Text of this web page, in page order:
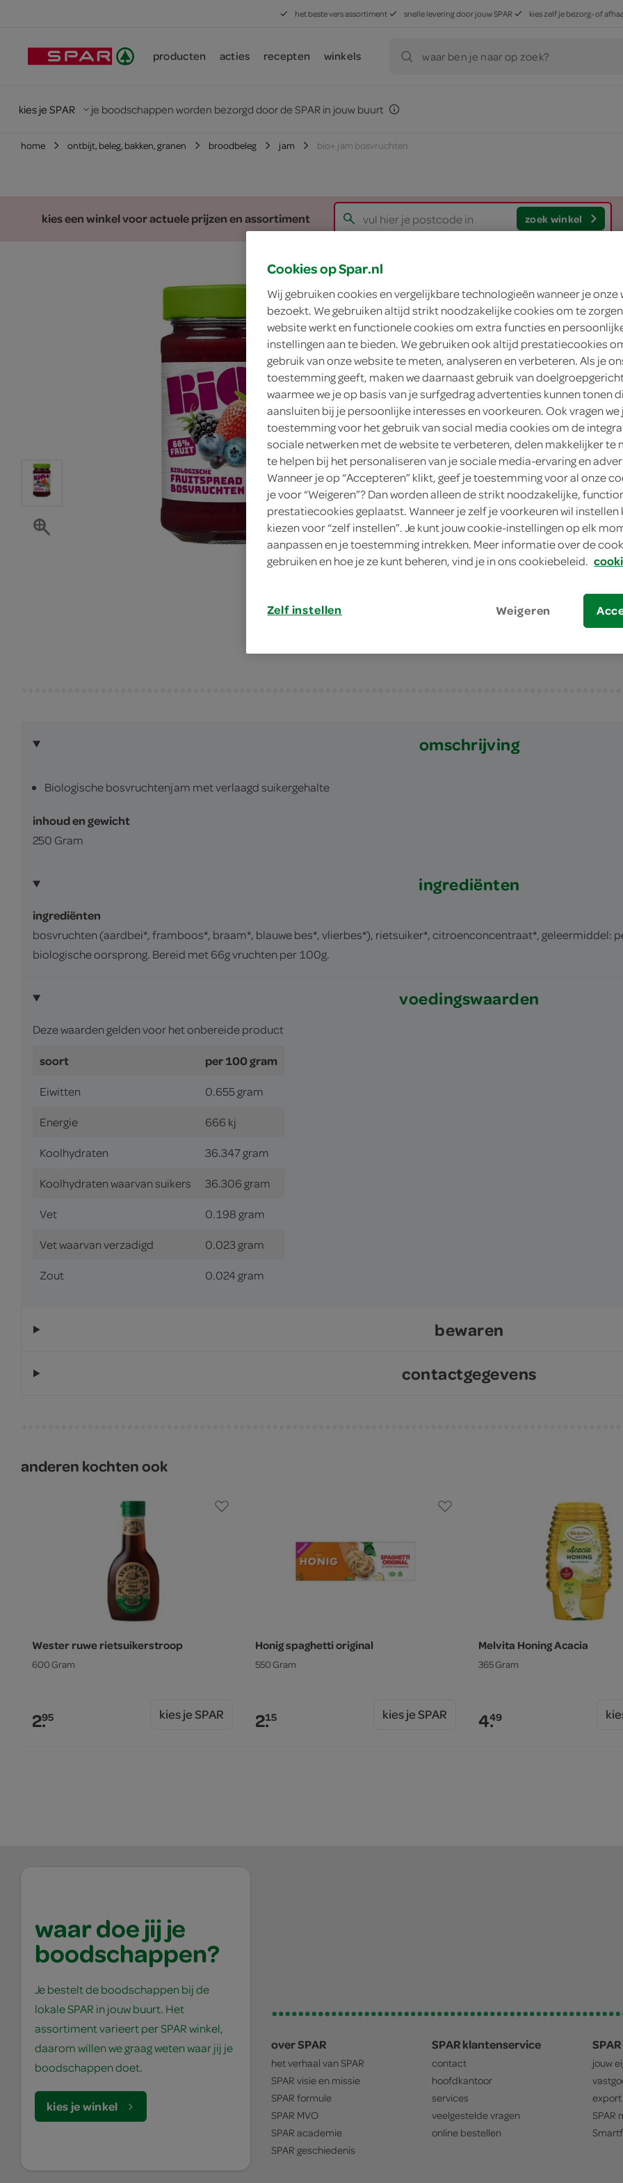
het beste vers assortiment snelle levering door jouw SPAR kies zelf je bezorg- of
producten acties recepten winkels waar ben je naar op zoek?
kies je SPAR je boodschappen worden bezorgd door de SPAR in jouw buurt
home ontbijt, beleg, bakken, granen broodbeleg jam bio+ jam bosvruchten
kies een winkel voor actuele prijzen en assortiment zoek winkel
Bio+
3.
19
250 Gram
in winkelmand
Let op: aanbiedingen zijn niet
verwerkt in de winkelmand.
deze biologische jam heeft een pure
gebruik de Bio+ bosvruchten jam ook
omschrijving
Biologische bosvruchtenjam met verlaagd suikergehalte
inhoud en gewicht
250 Gram
ingrediënten
ingrediënten
bosvruchten (aardbei*, framboos*, braam*, blauwe bes*, vlierbes*), rietsuiker*, citroenconcentraat*, geleermiddel:
biologische oorsprong. Bereid met 66g vruchten per 100g.
voedingswaarden
Deze waarden gelden voor het onbereide product
soort per 100 gram
Eiwitten 0.655 gram
Energie 666 kj
Koolhydraten 36.347 gram
Koolhydraten waarvan suikers 36.306 gram
Vet 0.198 gram
Vet waarvan verzadigd 0.023 gram
Zout 0.024 gram
bewaren
contactgegevens
anderen kochten ook
Wester ruwe rietsuikerstroop
600 Gram
2.95 kies je SPAR
Honig spaghetti original
550 Gram
2.15 kies je SPAR
Melvita Honing Acacia
365 Gram
4.49
waar doe jij je
boodschappen?
Je bestelt de boodschappen bij de
lokale SPAR in jouw buurt. Het
assortiment varieert per SPAR winkel,
daarom willen we graag weten waar jij je
boodschappen doet.
kies je winkel
over SPAR
het verhaal van SPAR
SPAR visie en missie
SPAR formule
SPAR MVO
SPAR academie
SPAR geschiedenis
SPAR klantenservice
contact
hoofdkantoor
services
veelgestelde vragen
online bestellen
jouw
export
SPAR
Cookies op Spar.nl
Wij gebruiken cookies en vergelijkbare technologieën wanneer je onze
bezoekt. We gebruiken altijd strikt noodzakelijke cookies om te
website werkt en functionele cookies om extra functies en
instellingen aan te bieden. We gebruiken ook altijd prestatiecookies
gebruik van onze website te meten, analyseren en verbeteren. Als je
toestemming geeft, maken we daarnaast gebruik van
waarmee we je op basis van je surfgedrag advertenties kunnen tonen
aansluiten bij je persoonlijke interesses en voorkeuren. Ook vragen we
toestemming voor het gebruik van social media cookies om de
sociale netwerken met de website te verbeteren, delen makkelijker te
te helpen bij het personaliseren van je sociale media-ervaring en
Wanneer je op “Accepteren” klikt, geef je toestemming voor al onze
je voor “Weigeren”? Dan worden alleen de strikt noodzakelijke,
prestatiecookies geplaatst. Wanneer je zelf je voorkeuren wil instellen
kiezen voor “zelf instellen”. Je kunt jouw cookie-instellingen op elk
aanpassen en je toestemming intrekken. Meer informatie over de
gebruiken en hoe je ze kunt beheren, vind je in ons cookiebeleid.
Zelf instellen Weigeren